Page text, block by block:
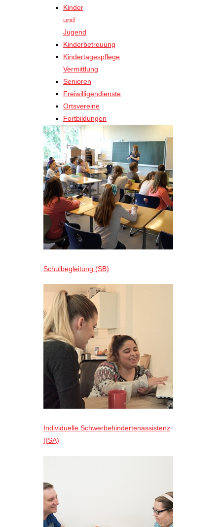
Kinder
und
Jugend
Kinderbetreuung
Kindertagespflege
Vermittlung
Senioren
Freiwilligendienste
Ortsvereine
Fortbildungen
Schulbegleitung (SB)
Individuelle Schwerbehindertenassistenz
(ISA)